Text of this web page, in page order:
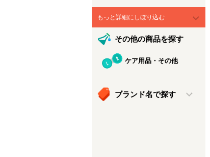
もっと詳細にしぼり込む
その他の商品を探す
ケア用品・その他
ブランド名で探す